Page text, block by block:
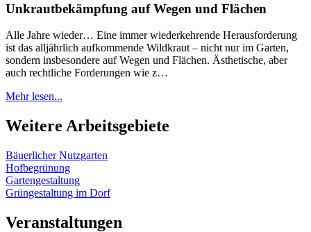
Unkrautbekämpfung auf Wegen und Flächen
Alle Jahre wieder… Eine immer wiederkehrende Herausforderung
ist das alljährlich aufkommende Wildkraut – nicht nur im Garten,
sondern insbesondere auf Wegen und Flächen. Ästhetische, aber
auch rechtliche Forderungen wie z…
Mehr lesen...
Weitere Arbeitsgebiete
Bäuerlicher Nutzgarten
Hofbegrünung
Gartengestaltung
Grüngestaltung im Dorf
Veranstaltungen